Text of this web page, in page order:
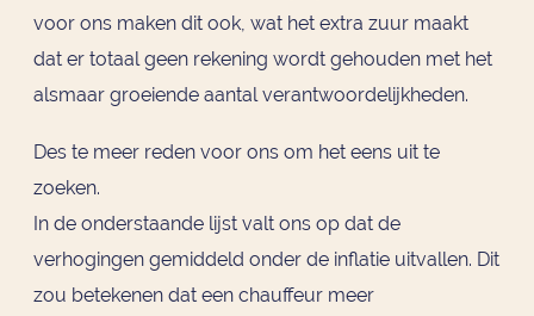
voor ons maken dit ook, wat het extra zuur maakt
dat er totaal geen rekening wordt gehouden met het
alsmaar groeiende aantal verantwoordelijkheden.
Des te meer reden voor ons om het eens uit te
zoeken.
In de onderstaande lijst valt ons op dat de
verhogingen gemiddeld onder de inflatie uitvallen. Dit
zou betekenen dat een chauffeur meer